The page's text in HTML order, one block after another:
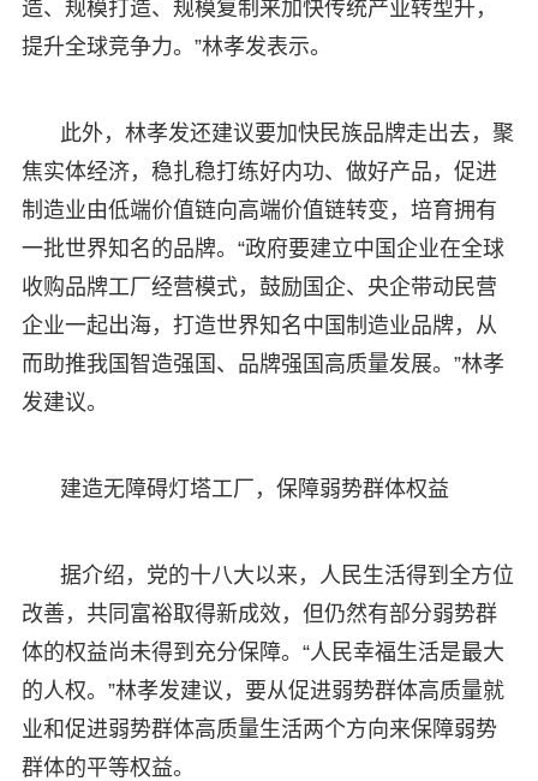
造、规模打造、规模复制来加快传统产业转型升，
提升全球竞争力。”林孝发表示。
此外，林孝发还建议要加快民族品牌走出去，聚
焦实体经济，稳扎稳打练好内功、做好产品，促进
制造业由低端价值链向高端价值链转变，培育拥有
一批世界知名的品牌。“政府要建立中国企业在全球
收购品牌工厂经营模式，鼓励国企、央企带动民营
企业一起出海，打造世界知名中国制造业品牌，从
而助推我国智造强国、品牌强国高质量发展。”林孝
发建议。
建造无障碍灯塔工厂，保障弱势群体权益
据介绍，党的十八大以来，人民生活得到全方位
改善，共同富裕取得新成效，但仍然有部分弱势群
体的权益尚未得到充分保障。“人民幸福生活是最大
的人权。”林孝发建议，要从促进弱势群体高质量就
业和促进弱势群体高质量生活两个方向来保障弱势
群体的平等权益。